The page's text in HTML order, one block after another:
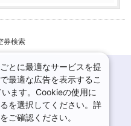
券検索
ライバシーポリシー
約集
ュースリリース
イトマップ
とに最適なサービスを提
最適な広告を表示するこ
ます。Cookieの使用に
を選択してください。詳
をご確認ください。